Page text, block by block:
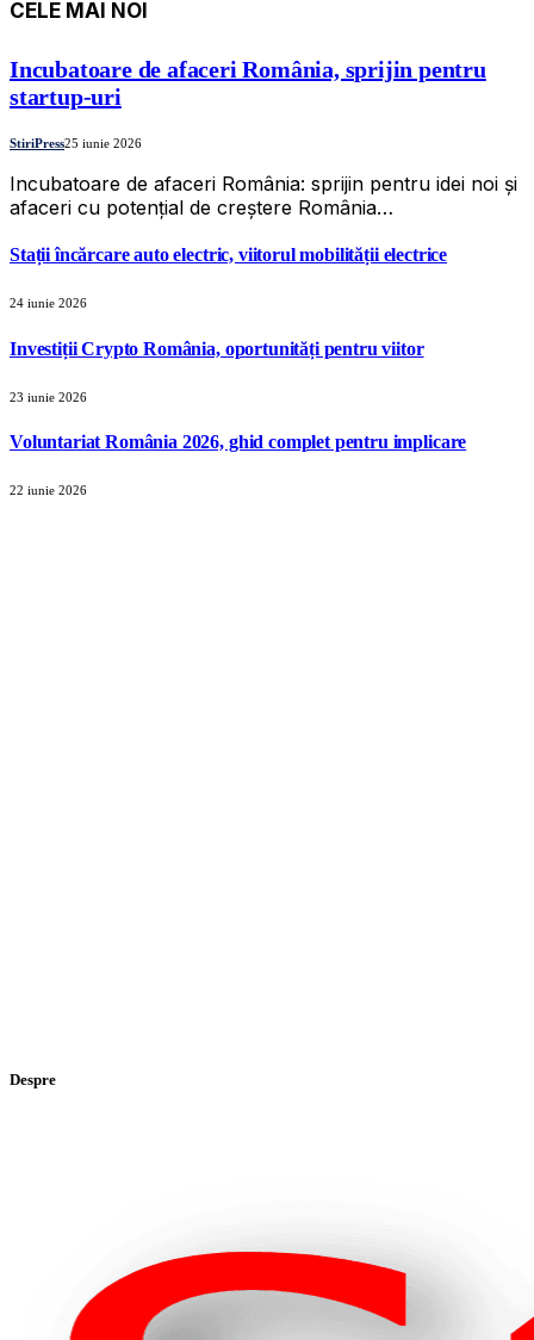
CELE MAI NOI
Incubatoare de afaceri România, sprijin pentru
startup-uri
StiriPress25 iunie 2026
Incubatoare de afaceri România: sprijin pentru idei noi și
afaceri cu potențial de creștere România…
Stații încărcare auto electric, viitorul mobilității electrice
24 iunie 2026
Investiții Crypto România, oportunități pentru viitor
23 iunie 2026
Voluntariat România 2026, ghid complet pentru implicare
22 iunie 2026
Despre